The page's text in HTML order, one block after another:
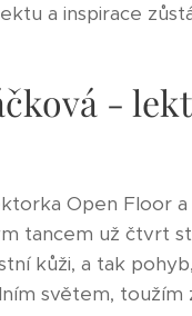
a inspirace
-
Open Floor
tancem už čtvrt
kůži, a tak
světem,